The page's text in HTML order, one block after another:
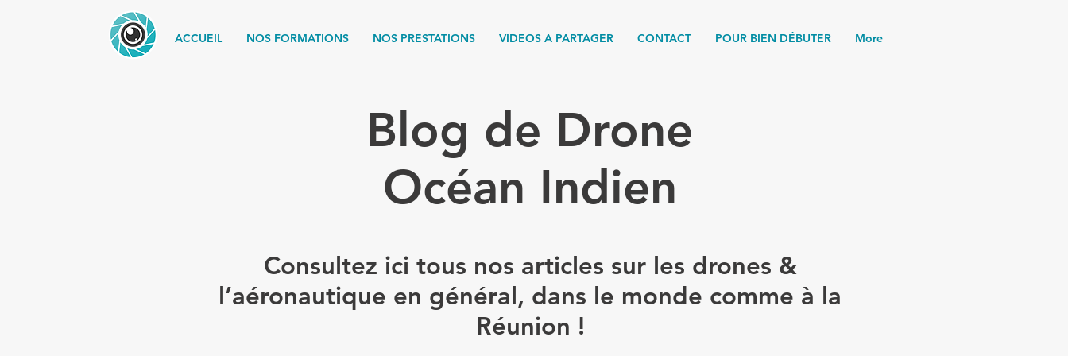
ACCUEIL NOS FORMATIONS NOS PRESTATIONS VIDEOS A PARTAGER CONTACT POUR BIEN DÉBUTER More
Blog de Drone
Océan Indien
Consultez ici tous nos articles sur les drones &
l’aéronautique en général, dans le monde comme à la
Réunion !